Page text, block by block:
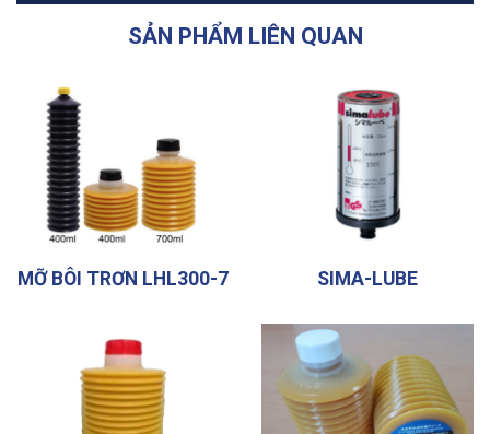
SẢN PHẨM LIÊN QUAN
MỠ BÔI TRƠN LHL300-7 SIMA-LUBE